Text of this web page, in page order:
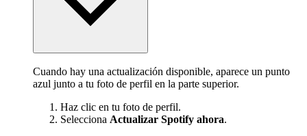
Cuando hay una actualización disponible, aparece un punto
azul junto a tu foto de perfil en la parte superior.
Haz clic en tu foto de perfil.
Selecciona Actualizar Spotify ahora.